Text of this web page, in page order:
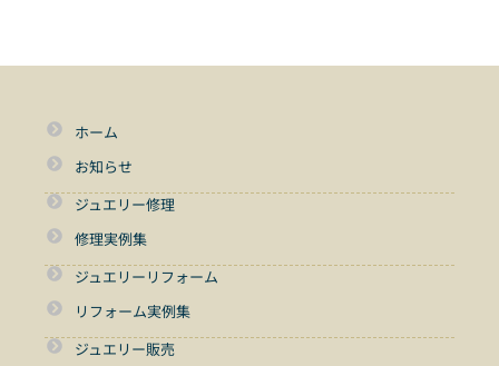
ホーム
お知らせ
ジュエリー修理
修理実例集
ジュエリーリフォーム
リフォーム実例集
ジュエリー販売